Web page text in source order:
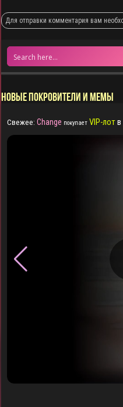
Для отправки комментария вам
НОВЫЕ ПОКРОВИТЕЛИ И МЕМЫ
Свежее: Change покупает VIP-лотв